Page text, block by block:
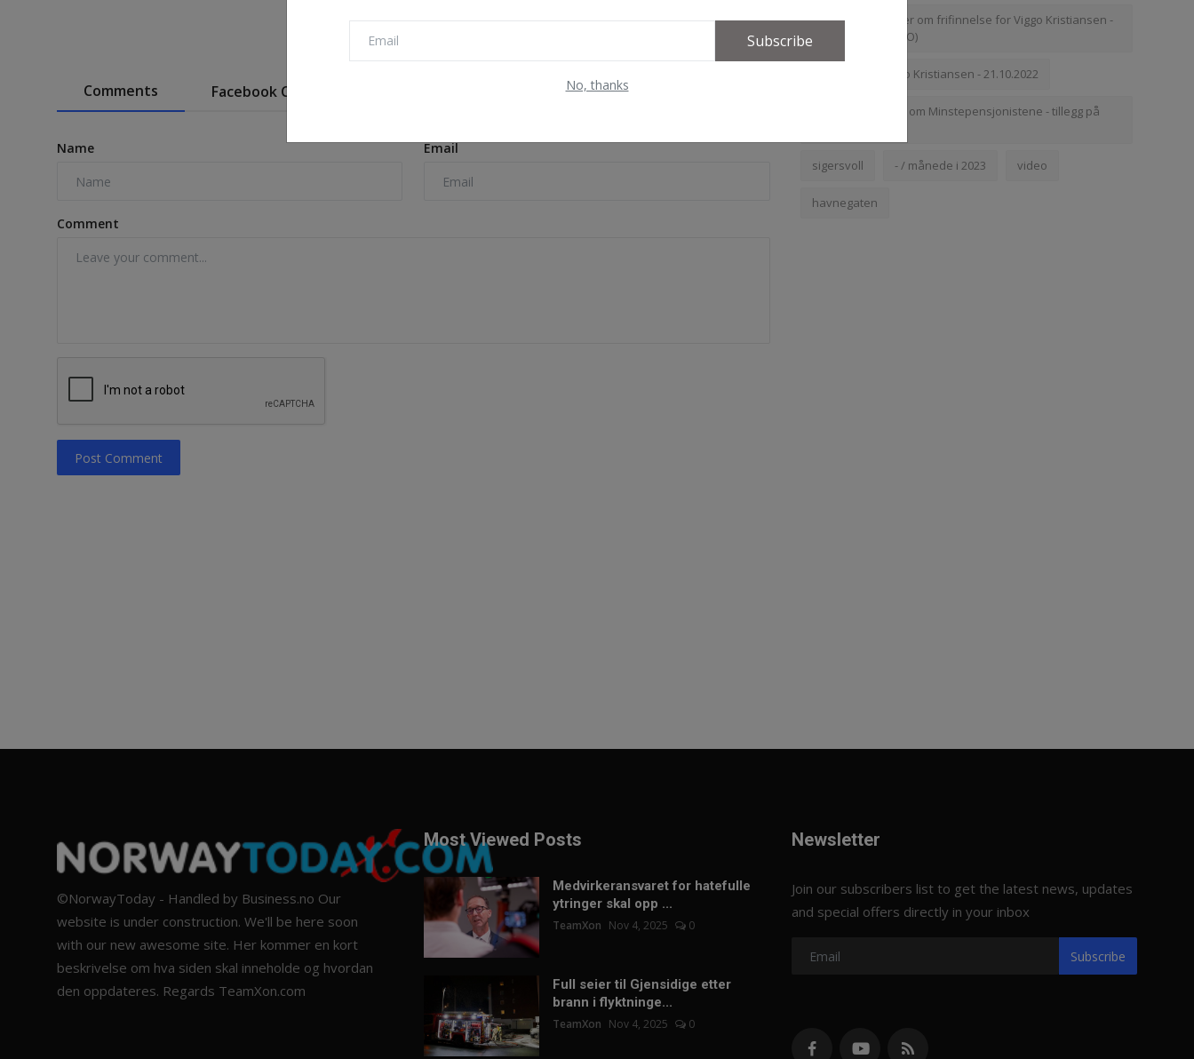
Subscribe
No, thanks
Comments Facebook Comments
Name Email
Comment
Post Comment
Riksadvokaten ber om frifinnelse for Viggo Kristiansen -
21.10.2022 (NRK.NO)
Agder Politi - Viggo Kristiansen - 21.10.2022
Fantastiske Støre om Minstepensjonistene - tillegg på
sigersvoll - / månede i 2023 video
havnegaten
©NorwayToday - Handled by Business.no Our
website is under construction. We'll be here soon
with our new awesome site. Her kommer en kort
beskrivelse om hva siden skal inneholde og hvordan
den oppdateres. Regards TeamXon.com
Most Viewed Posts
Medvirkeransvaret for hatefulle
ytringer skal opp ...
TeamXon Nov 4, 2025 0
Full seier til Gjensidige etter
brann i flyktninge...
TeamXon Nov 4, 2025 0
Newsletter
Join our subscribers list to get the latest news, updates
and special offers directly in your inbox
Subscribe